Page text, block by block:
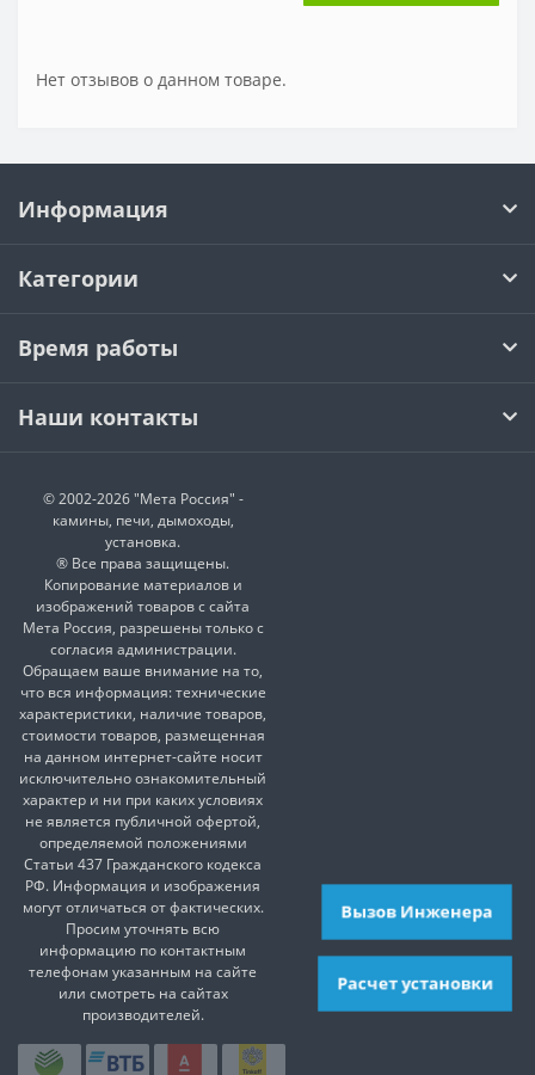
Нет отзывов о данном товаре.
Информация
Категории
Время работы
Наши контакты
© 2002-2026 "Мета Россия" -
камины, печи, дымоходы,
установка.
® Все права защищены.
Копирование материалов и
изображений товаров с сайта
Мета Россия, разрешены только с
согласия администрации.
Обращаем ваше внимание на то,
что вся информация: технические
характеристики, наличие товаров,
стоимости товаров, размещенная
на данном интернет-сайте носит
исключительно ознакомительный
характер и ни при каких условиях
не является публичной офертой,
определяемой положениями
Статьи 437 Гражданского кодекса
РФ. Информация и изображения
могут отличаться от фактических.
Просим уточнять всю
информацию по контактным
телефонам указанным на сайте
или смотреть на сайтах
производителей.
Расчет установки
Вызов Инженера